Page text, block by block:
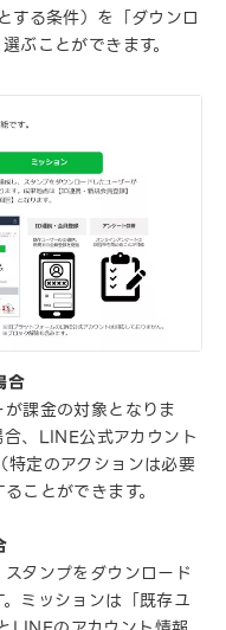
する条件）を「ダウンロ
ぶことができます。
合
課金の対象となりま
、LINE公式アカウント
特定のアクションは必要
ことができます。
タンプをダウンロード
ミッションは「既存ユ